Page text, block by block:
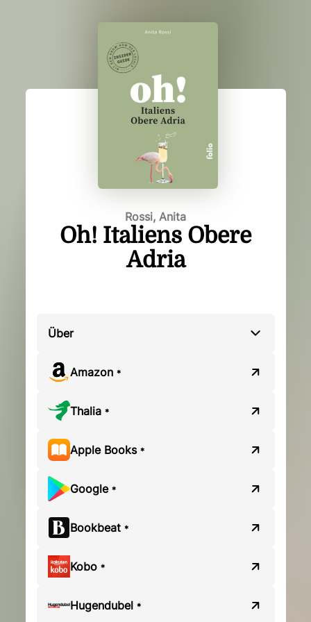
Rossi, Anita
Oh! Italiens Obere
Adria
Über
Amazon *
Thalia *
Apple Books *
Google *
Bookbeat *
Kobo *
Hugendubel *